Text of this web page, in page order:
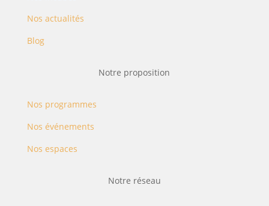
Nos actualités
Blog
Notre proposition
Nos programmes
Nos événements
Nos espaces
Notre réseau